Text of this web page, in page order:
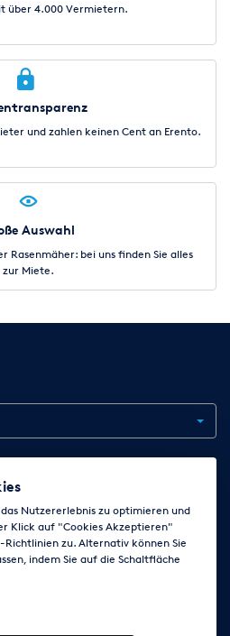
über 4.000 Vermietern.
und zahlen keinen Cent an Erento.
Auswahl
Rasenmäher: bei uns finden Sie alles
zur Miete.
Cookie-Einstellungen ändern
uns auf
Nutzererlebnis zu optimieren und
Klick auf "Cookies Akzeptieren"
Richtlinien zu. Alternativ können Sie
indem Sie auf die Schaltfläche